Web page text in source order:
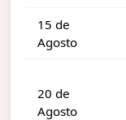
15 de
Agosto
20 de
Agosto